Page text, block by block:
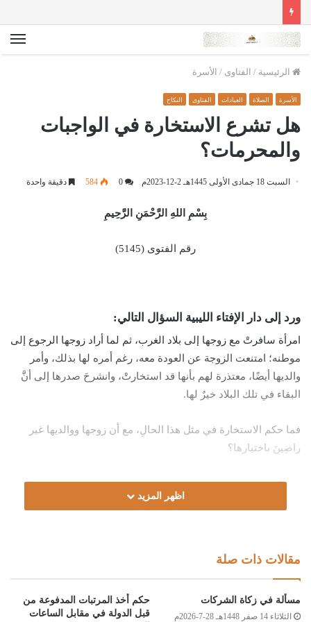
الرئيسية / الفتاوى / الأسرة
الأسرة الصلاة العبادات الفتاوى النكاح
هل تشرع الاستخارة في الواجبات
والمحرمات؟
السبت 18 جمادى الأولى 1445هـ 2-12-2023م 0
584 دقيقة واحدة
بِسْمِ اللهِ الرَّحْمَنِ الرَّحِيمِ
رقم الفتوى (5145)
ورد إلى دار الإفتاء الليبية السؤال التالي:
امرأة سافرتْ مع زوجها إلى بلاد الغرب، ثم لما أراد زوجها الرجوع إلى
موطنه؛ امتنعت الزوجة عن العودة معه، رغم أمره لها بذلك، وأمر
والديها أيضًا، معتذرة لهم بأنها قد استخارتْ، وانشرحَ صدرها إلى أنَّ
البقاء في تلك البلاد خيرٌ لها.
فما حكم الاستخارة في مثل هذا الحالِ، مع أن زوجها ووالديها غير
راضِينَ باختيارها؟
الجواب:
فإنّ الاستخارةَ مرغّبٌ فيها شرعًا، فقد كان النبي صلى الله عليه
اظهر المزيد
مقالات ذات صلة
مسألة في زكاة الشركات
الثلاثاء 14 صفر 1448هـ 28-7-2026م
حكم أخذ المرتبات المدفوعة من
قبل الدولة في مقابل الساعات